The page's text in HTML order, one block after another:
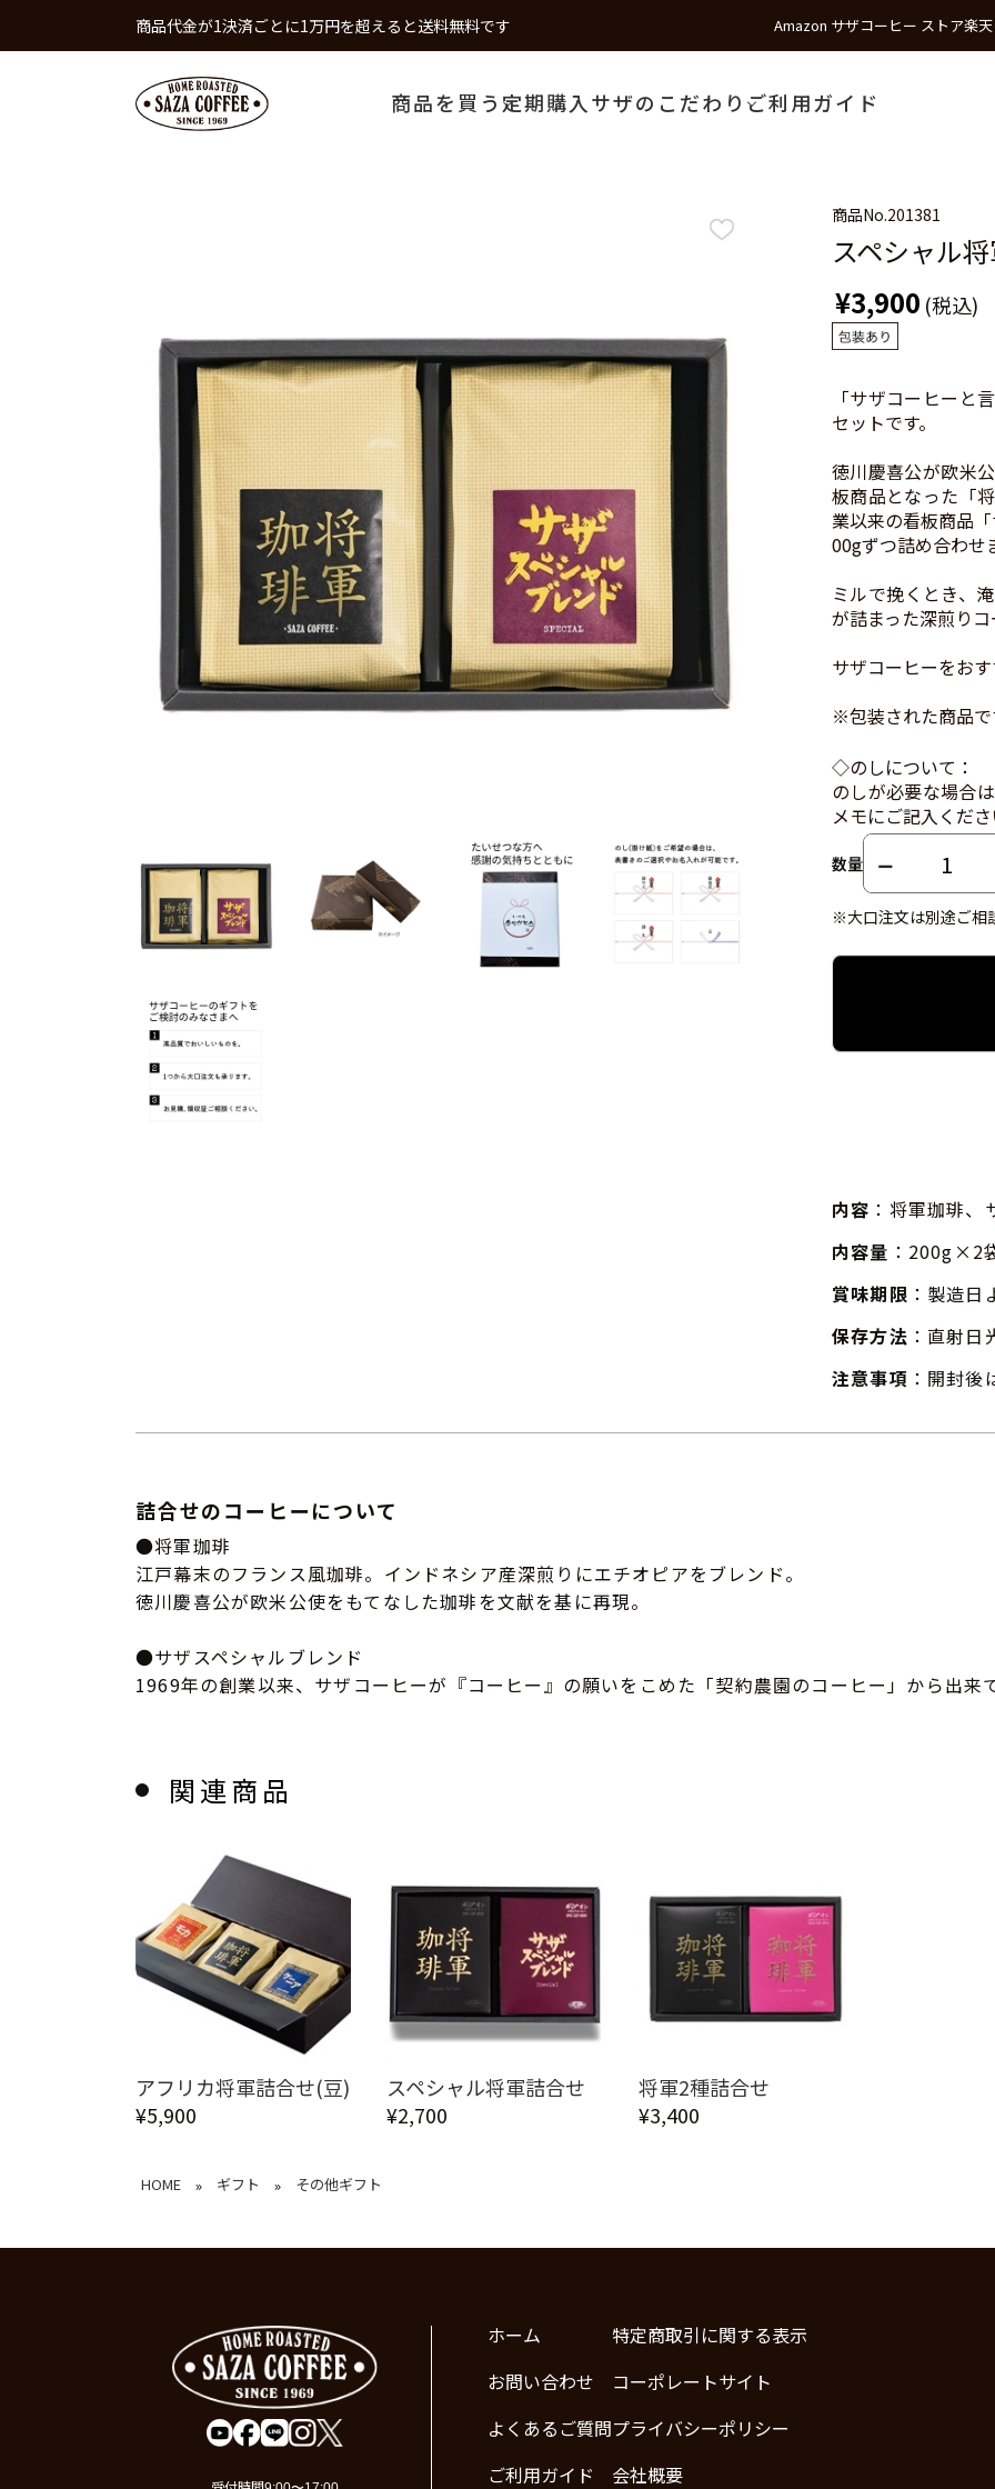
商品代金が1決済ごとに1万円を超えると送料無料です Amazon サザコーヒー ストア楽
商品を買う 定期購入 サザのこだわり ご利用ガイド
商品No.201381
スペシャル
¥3,900 (税込)
「サザコーヒーと
セットです。
徳川慶喜公が欧米
板商品となった「
業以来の看板商品
00gずつ詰め合わせ
ミルで挽くとき、
が詰まった深煎り
サザコーヒーをお
※包装された商品で
◇のしについて：
のしが必要な場合
メモにご記入くださ
数量
※大口注文は別途ご相
内容 ：将軍珈琲、
内容量 ：200g×2
賞味期限 ：製造日
保存方法 ：直射日
注意事項 ：開封後
詰合せのコーヒーについて
●将軍珈琲
江戸幕末のフランス風珈琲。インドネシア産深煎りにエチオピアをブレンド。
徳川慶喜公が欧米公使をもてなした珈琲を文献を基に再現。
●サザスペシャルブレンド
1969年の創業以来、サザコーヒーが『コーヒー』の願いをこめた「契約農園のコーヒー」から出来て
関連商品
アフリカ将軍詰合せ(豆)
¥5,900
スペシャル将軍詰合せ
¥2,700
将軍2種詰合せ
¥3,400
HOME » ギフト » その他ギフト
ホーム
お問い合わせ
よくあるご質問
ご利用ガイド
特定商取引に関する表示
コーポレートサイト
プライバシーポリシー
会社概要